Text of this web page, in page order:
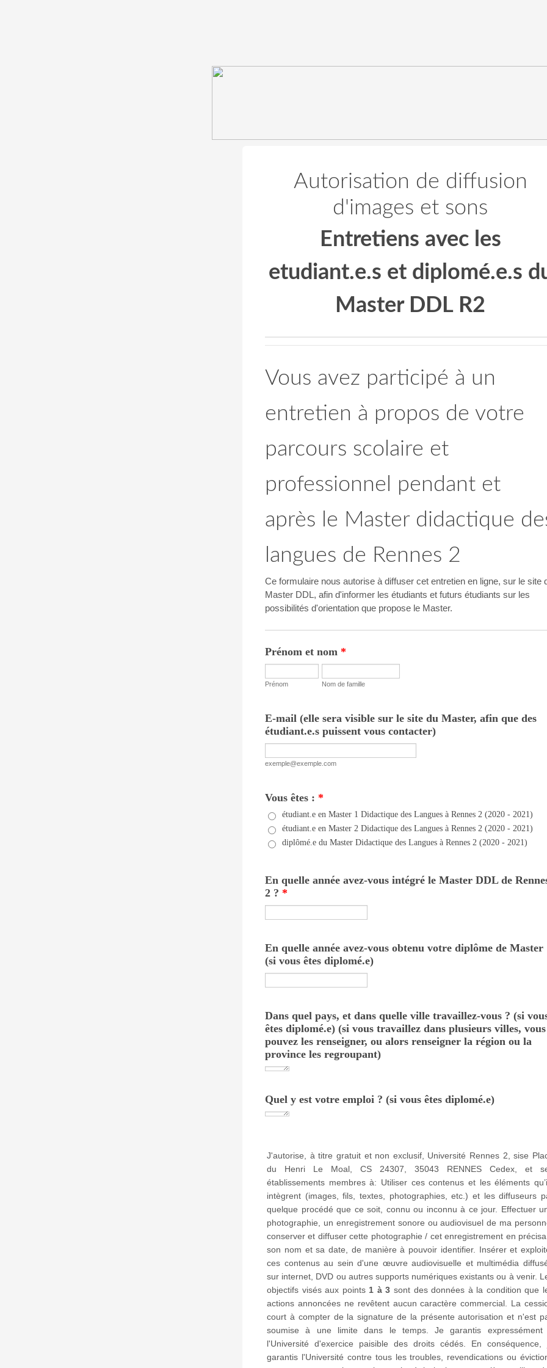
Autorisation de diffusion
d'images et sons
Entretiens avec les
etudiant.e.s et diplomé.e.s
Master DDL R2
Vous avez participé à un
entretien à propos de votre
parcours scolaire et
professionnel pendant et
après le Master didactique
langues de Rennes 2
Ce formulaire nous autorise à diffuser cet entretien en ligne, sur le site
Master DDL, afin d'informer les étudiants et futurs étudiants sur les
possibilités d'orientation que propose le Master.
Prénom et nom *
Prénom Nom de famille
E-mail (elle sera visible sur le site du Master, afin que des
étudiant.e.s puissent vous contacter)
exemple@exemple.com
Vous êtes : *
étudiant.e en Master 1 Didactique des Langues à Rennes 2 (2020 - 2021)
étudiant.e en Master 2 Didactique des Langues à Rennes 2 (2020 - 2021)
diplômé.e du Master Didactique des Langues à Rennes 2 (2020 - 2021)
En quelle année avez-vous intégré le Master DDL de
2 ? *
En quelle année avez-vous obtenu votre diplôme de Master
(si vous êtes diplomé.e)
Dans quel pays, et dans quelle ville travaillez-vous ? (si
êtes diplomé.e) (si vous travaillez dans plusieurs villes, vous
pouvez les renseigner, ou alors renseigner la région ou la
province les regroupant)
Quel y est votre emploi ? (si vous êtes diplomé.e)
J'autorise, à titre gratuit et non exclusif, Université Rennes 2, sise
du Henri Le Moal, CS 24307, 35043 RENNES Cedex, et
établissements membres à: Utiliser ces contenus et les éléments
intègrent (images, fils, textes, photographies, etc.) et les diffuseurs
quelque procédé que ce soit, connu ou inconnu à ce jour. Effectuer
photographie, un enregistrement sonore ou audiovisuel de ma
conserver et diffuser cette photographie / cet enregistrement en
son nom et sa date, de manière à pouvoir identifier. Insérer et
ces contenus au sein d'une œuvre audiovisuelle et multimédia
sur internet, DVD ou autres supports numériques existants ou à venir.
objectifs visés aux points 1 à 3 sont des données à la condition que
actions annoncées ne revêtent aucun caractère commercial. La
court à compter de la signature de la présente autorisation et n'est
soumise à une limite dans le temps. Je garantis expressément
l'Université d'exercice paisible des droits cédés. En conséquence,
garantis l'Université contre tous les troubles, revendications ou